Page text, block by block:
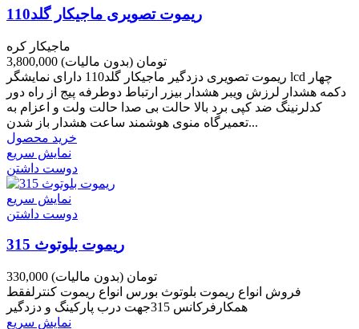
ریموت تصویری ماجیکار گلد110
ماجیکار کره
3,800,000 تومان (بدون مالیات)
ریموت تصویری دزدگیر ماجیکار گلد110 دارای نمایشگر lcd چهار
دکمه هشدار لرزش ویبر هشدار بیزر ارتباط دوطرفه پیج از راه دور
کدلرنینگ ضد کپی برد بالا حالت بی صدا حالت ولت و اعزام به
تعمیرگاه منوی هوشمند ساعت هشدار باز شدن...
خرید محصول
نمایش سریع
دوست داشتن
نمایش سریع
دوست داشتن
ریموت بلوتوث 315
330,000 تومان (بدون مالیات)
فروش انواع ریموت بلوتوث بورس انواع ریموت کنترلفقط
همکارفرکانس 315جهت درب پارکینگ و دزدگیر
نمایش سریع